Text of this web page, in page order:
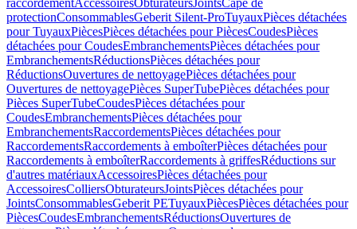
raccordementAccessoiresObturateursJointsCape de
protectionConsommablesGeberit Silent-ProTuyauxPièces détachées
pour TuyauxPiècesPièces détachées pour PiècesCoudesPièces
détachées pour CoudesEmbranchementsPièces détachées pour
EmbranchementsRéductionsPièces détachées pour
RéductionsOuvertures de nettoyagePièces détachées pour
Ouvertures de nettoyagePièces SuperTubePièces détachées pour
Pièces SuperTubeCoudesPièces détachées pour
CoudesEmbranchementsPièces détachées pour
EmbranchementsRaccordementsPièces détachées pour
RaccordementsRaccordements à emboîterPièces détachées pour
Raccordements à emboîterRaccordements à griffesRéductions sur
d'autres matériauxAccessoiresPièces détachées pour
AccessoiresColliersObturateursJointsPièces détachées pour
JointsConsommablesGeberit PETuyauxPiècesPièces détachées pour
PiècesCoudesEmbranchementsRéductionsOuvertures de